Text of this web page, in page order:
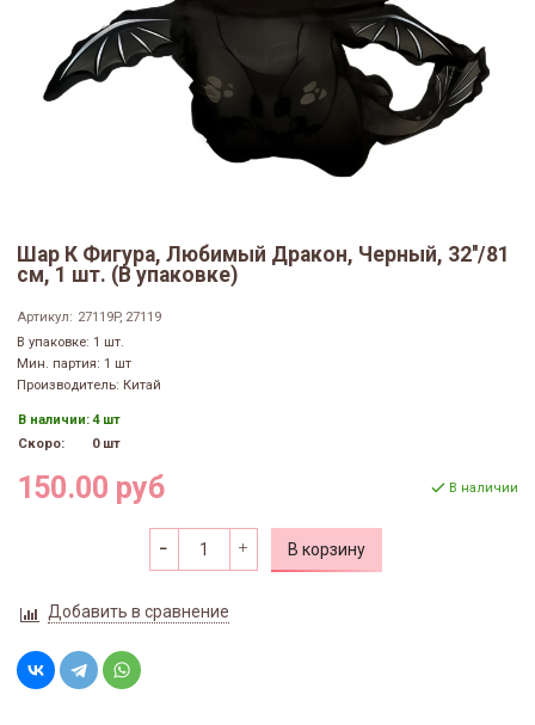
Шар К Фигура, Любимый Дракон, Черный, 32''/81
см, 1 шт. (В упаковке)
Артикул: 27119P, 27119
В упаковке: 1 шт.
Мин. партия: 1 шт
Производитель: Китай
В наличии:4 шт
Скоро:
0 шт
150.00 руб В наличии
В корзину
Добавить в сравнение